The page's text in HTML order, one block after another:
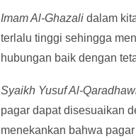
Imam Al-Ghazali dalam
terlalu tinggi sehingga
hubungan baik dengan
Syaikh Yusuf Al-
pagar dapat disesuaikan
menekankan bahwa